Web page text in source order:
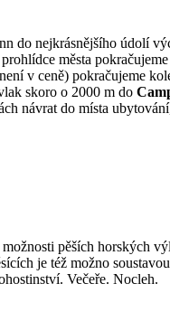
do nejkrásnějšího údolí
města
v ceně) pokračujeme
skoro o 2000 m do
návrat do místa
pěších horských
je též možno
Večeře. Nocleh.